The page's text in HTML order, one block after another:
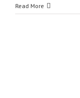
Read More